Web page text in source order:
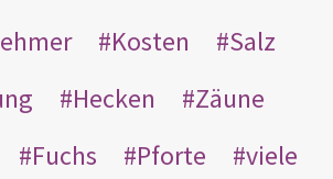
Kosten
Salz
Hecken
Zäune
Fuchs Pforte viele